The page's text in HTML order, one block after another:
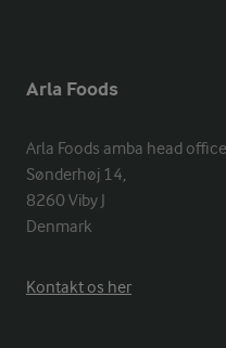
Arla Foods
Arla Foods amba head office
Sønderhøj 14,
8260 Viby J
Denmark
Kontakt os her